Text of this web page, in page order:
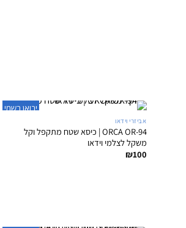
יבואן רשמי
אביזרי וידאו
ORCA OR-94 | כיסא שטח מתקפל וקל
משקל לצלמי וידאו
₪100